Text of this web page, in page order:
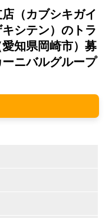
（カブシキガイ
シテン）のトラ
知県岡崎市）募
ニバルグループ